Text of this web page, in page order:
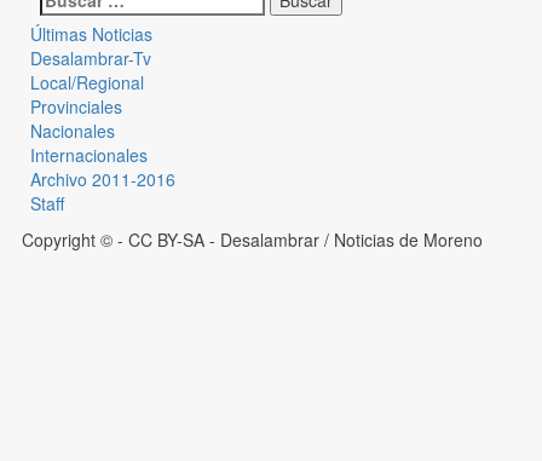
Últimas Noticias
Desalambrar-Tv
Local/Regional
Provinciales
Nacionales
Internacionales
Archivo 2011-2016
Staff
Copyright © - CC BY-SA - Desalambrar / Noticias de Moreno